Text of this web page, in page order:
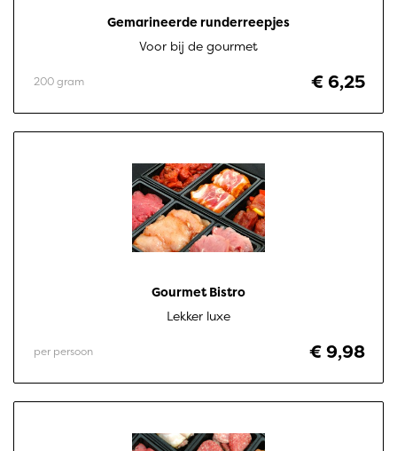
Gemarineerde runderreepjes
Voor bij de gourmet
€ 6,25
200 gram
Gourmet Bistro
Lekker luxe
€ 9,98
per persoon